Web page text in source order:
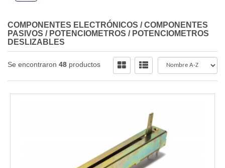
COMPONENTES ELECTRÓNICOS /COMPONENTES
PASIVOS / POTENCIOMETROS / POTENCIOMETROS
DESLIZABLES
Se encontraron 48 productos